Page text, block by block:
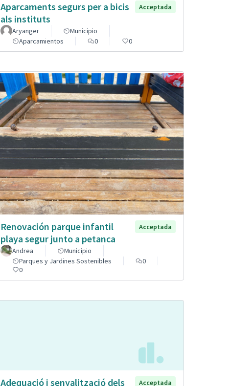
Aparcaments segurs per a bicis
als instituts
Acceptada
Aryanger
Municipio
Aparcamientos
0 0
Renovación parque infantil
playa segur junto a petanca
Acceptada
Andrea
Municipio
Parques y Jardines Sostenibles
0
0
Adequació i senyalització dels Acceptada